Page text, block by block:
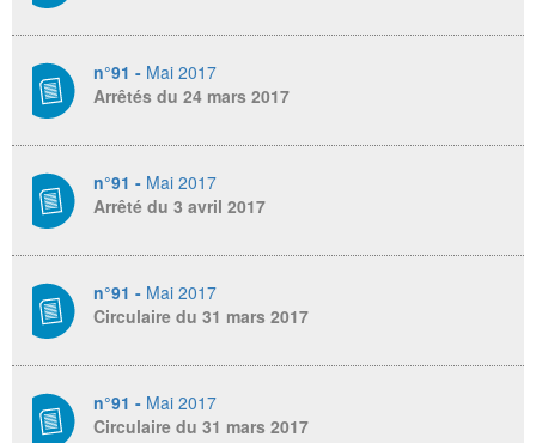
n°91 - Mai 2017
Arrêtés du 24 mars 2017
n°91 - Mai 2017
Arrêté du 3 avril 2017
n°91 - Mai 2017
Circulaire du 31 mars 2017
n°91 - Mai 2017
Circulaire du 31 mars 2017